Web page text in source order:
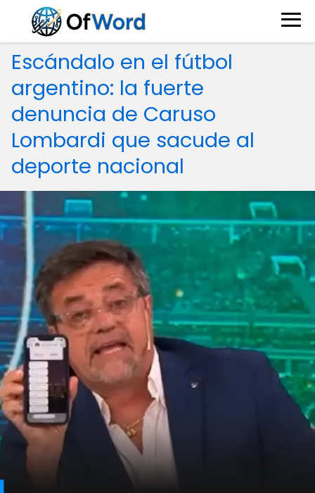
Escándalo en el fútbol
argentino: la fuerte
denuncia de Caruso
Lombardi que sacude al
deporte nacional